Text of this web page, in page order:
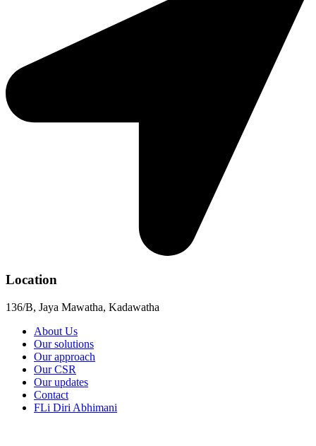
Location
136/B, Jaya Mawatha, Kadawatha
About Us
Our solutions
Our approach
Our CSR
Our updates
Contact
FLi Diri Abhimani